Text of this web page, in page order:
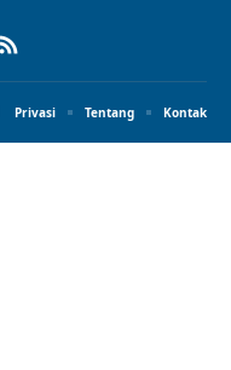
Privasi Tentang Kontak